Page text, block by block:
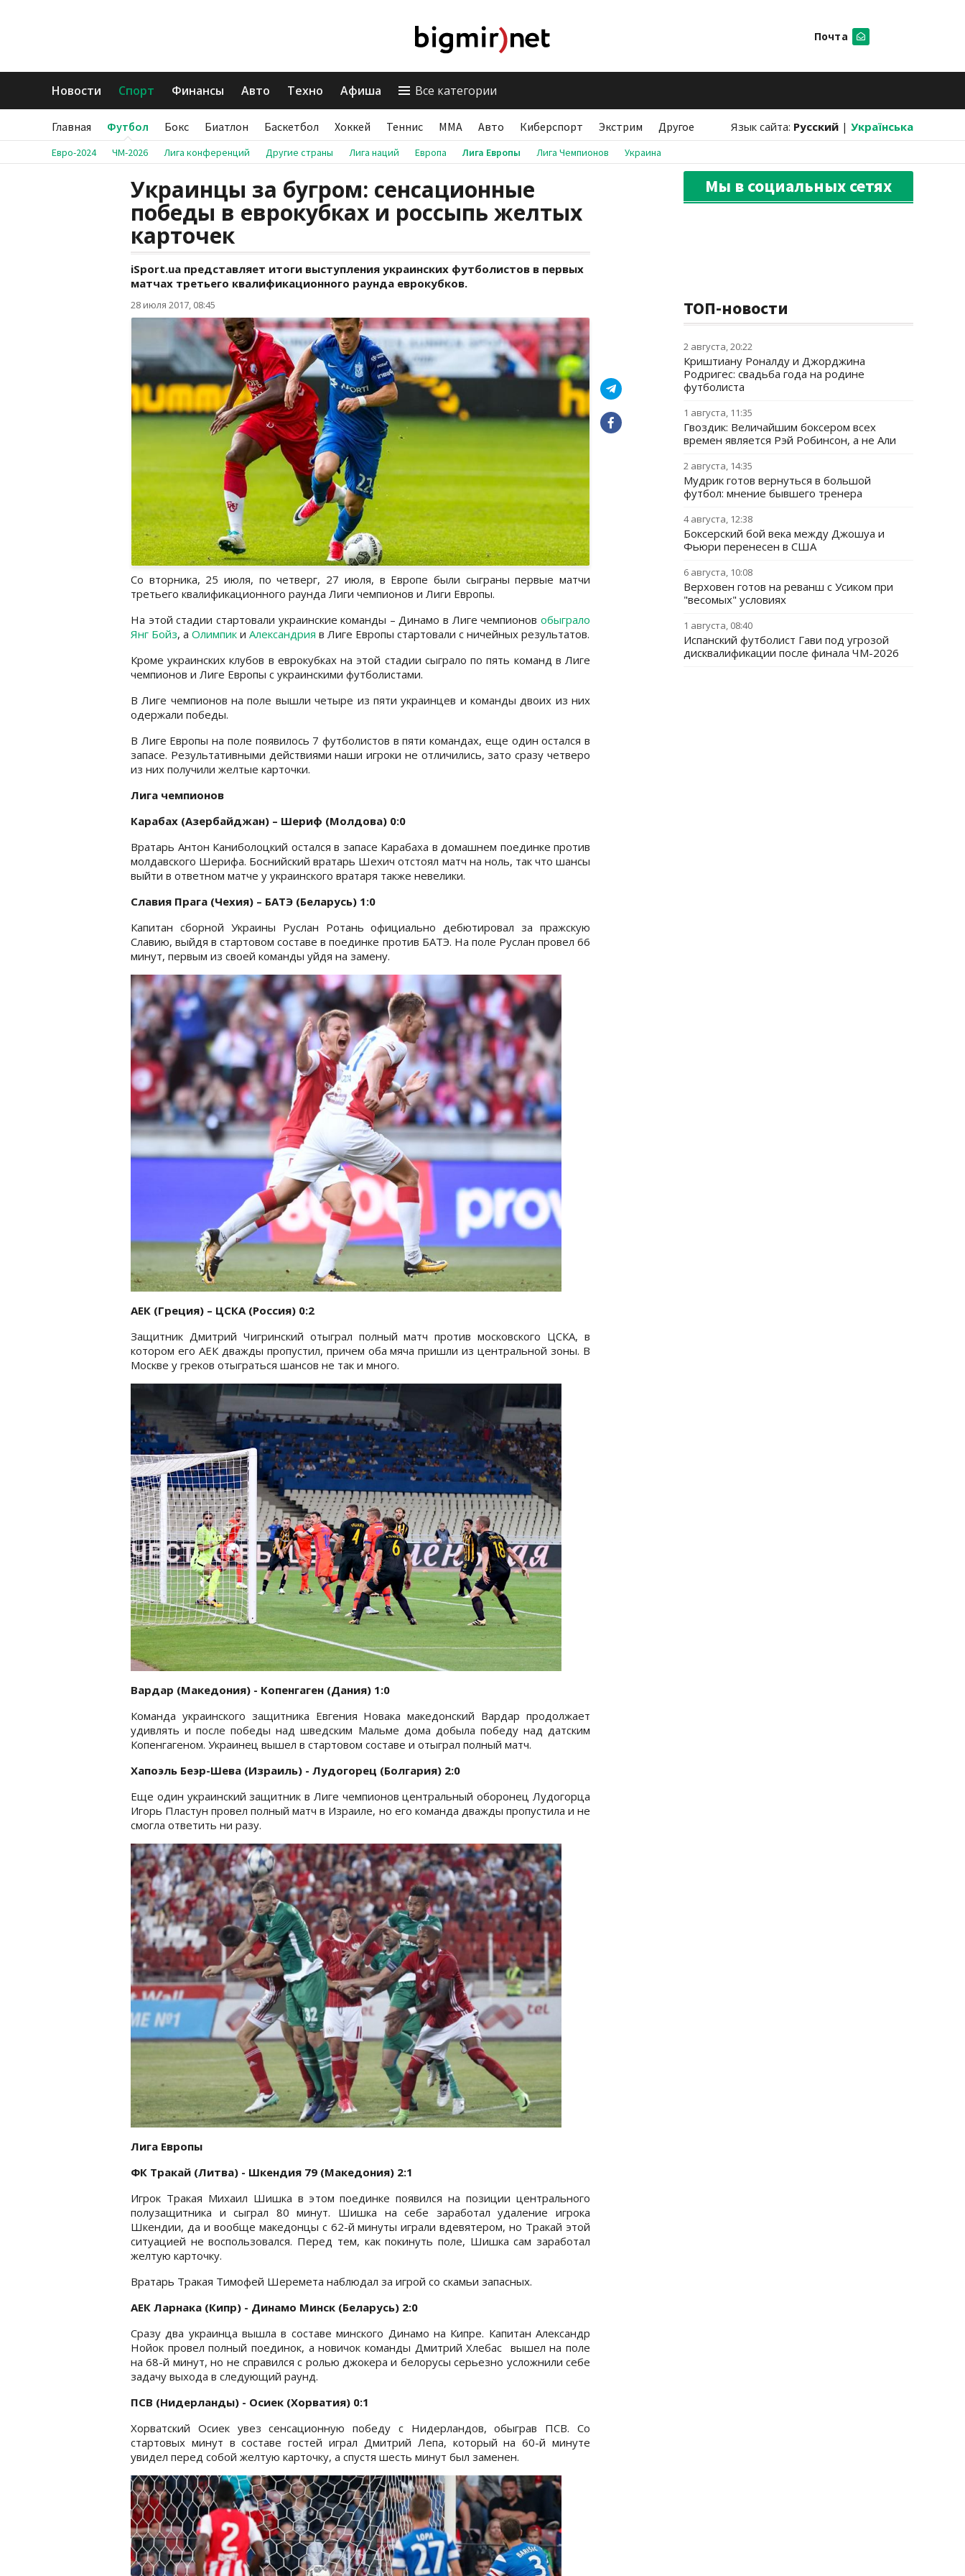
Почта
Новости Спорт Финансы Авто Техно Афиша Все категории
Главная Футбол Бокс Биатлон Баскетбол Хоккей Теннис ММА Авто Киберспорт Экстрим Другое Язык сайта: Русский | Українська
Евро-2024 ЧМ-2026 Лига конференций Другие страны Лига наций Европа Лига Европы Лига Чемпионов Украина
Украинцы за бугром: сенсационные
победы в еврокубках и россыпь желтых
карточек
iSport.ua представляет итоги выступления украинских футболистов в первых
матчах третьего квалификационного раунда еврокубков.
28 июля 2017, 08:45
Со вторника, 25 июля, по четверг, 27 июля, в Европе были сыграны первые матчи
третьего квалификационного раунда Лиги чемпионов и Лиги Европы.
На этой стадии стартовали украинские команды – Динамо в Лиге чемпионов обыграло
Янг Бойз, а Олимпик и Александрия в Лиге Европы стартовали с ничейных результатов.
Кроме украинских клубов в еврокубках на этой стадии сыграло по пять команд в Лиге
чемпионов и Лиге Европы с украинскими футболистами.
В Лиге чемпионов на поле вышли четыре из пяти украинцев и команды двоих из них
одержали победы.
В Лиге Европы на поле появилось 7 футболистов в пяти командах, еще один остался в
запасе. Результативными действиями наши игроки не отличились, зато сразу четверо
из них получили желтые карточки.
Лига чемпионов
Карабах (Азербайджан) – Шериф (Молдова) 0:0
Вратарь Антон Каниболоцкий остался в запасе Карабаха в домашнем поединке против
молдавского Шерифа. Боснийский вратарь Шехич отстоял матч на ноль, так что шансы
выйти в ответном матче у украинского вратаря также невелики.
Славия Прага (Чехия) – БАТЭ (Беларусь) 1:0
Капитан сборной Украины Руслан Ротань официально дебютировал за пражскую
Славию, выйдя в стартовом составе в поединке против БАТЭ. На поле Руслан провел 66
минут, первым из своей команды уйдя на замену.
АЕК (Греция) – ЦСКА (Россия) 0:2
Защитник Дмитрий Чигринский отыграл полный матч против московского ЦСКА, в
котором его АЕК дважды пропустил, причем оба мяча пришли из центральной зоны. В
Москве у греков отыграться шансов не так и много.
Вардар (Македония) - Копенгаген (Дания) 1:0
Команда украинского защитника Евгения Новака македонский Вардар продолжает
удивлять и после победы над шведским Мальме дома добыла победу над датским
Копенгагеном. Украинец вышел в стартовом составе и отыграл полный матч.
Хапоэль Беэр-Шева (Израиль) - Лудогорец (Болгария) 2:0
Еще один украинский защитник в Лиге чемпионов центральный оборонец Лудогорца
Игорь Пластун провел полный матч в Израиле, но его команда дважды пропустила и не
смогла ответить ни разу.
Лига Европы
ФК Тракай (Литва) - Шкендия 79 (Македония) 2:1
Игрок Тракая Михаил Шишка в этом поединке появился на позиции центрального
полузащитника и сыграл 80 минут. Шишка на себе заработал удаление игрока
Шкендии, да и вообще македонцы с 62-й минуты играли вдевятером, но Тракай этой
ситуацией не воспользовался. Перед тем, как покинуть поле, Шишка сам заработал
желтую карточку.
Вратарь Тракая Тимофей Шеремета наблюдал за игрой со скамьи запасных.
АЕК Ларнака (Кипр) - Динамо Минск (Беларусь) 2:0
Сразу два украинца вышла в составе минского Динамо на Кипре. Капитан Александр
Нойок провел полный поединок, а новичок команды Дмитрий Хлебас вышел на поле
на 68-й минут, но не справился с ролью джокера и белорусы серьезно усложнили себе
задачу выхода в следующий раунд.
ПСВ (Нидерланды) - Осиек (Хорватия) 0:1
Хорватский Осиек увез сенсационную победу с Нидерландов, обыграв ПСВ. Со
стартовых минут в составе гостей играл Дмитрий Лепа, который на 60-й минуте
увидел перед собой желтую карточку, а спустя шесть минут был заменен.
Мы в социальных сетях
ТОП-новости
2 августа, 20:22
Криштиану Роналду и Джорджина
Родригес: свадьба года на родине
футболиста
1 августа, 11:35
Гвоздик: Величайшим боксером всех
времен является Рэй Робинсон, а не Али
2 августа, 14:35
Мудрик готов вернуться в большой
футбол: мнение бывшего тренера
4 августа, 12:38
Боксерский бой века между Джошуа и
Фьюри перенесен в США
6 августа, 10:08
Верховен готов на реванш с Усиком при
"весомых" условиях
1 августа, 08:40
Испанский футболист Гави под угрозой
дисквалификации после финала ЧМ-2026